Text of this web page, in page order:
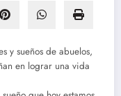
y sueños de abuelos,
en lograr una vida